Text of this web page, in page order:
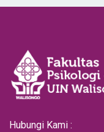
Hubungi Kami :